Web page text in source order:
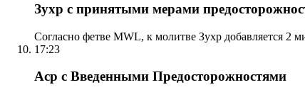
Зухр с принятыми мерами
Согласно фетве MWL, к молитве Зухр добавляется 2
17:23
Аср с Введенными Предосторожностями